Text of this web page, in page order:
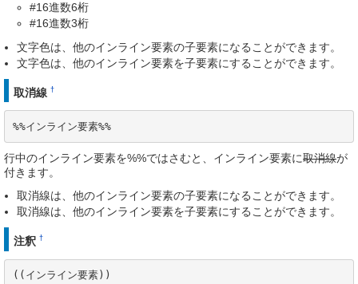
#16進数6桁
#16進数3桁
文字色は、他のインライン要素の子要素になることができます。
文字色は、他のインライン要素を子要素にすることができます。
取消線 †
%%インライン要素%%
行中のインライン要素を%%ではさむと、インライン要素に取消線が
付きます。
取消線は、他のインライン要素の子要素になることができます。
取消線は、他のインライン要素を子要素にすることができます。
注釈 †
((インライン要素))